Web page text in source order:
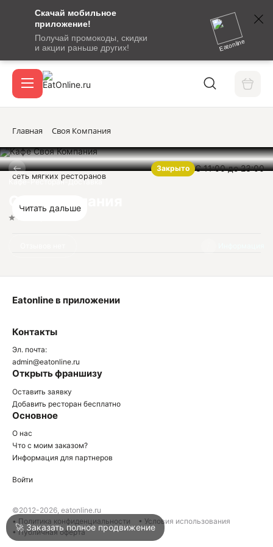
Скачай мобильное
приложение!
Получай промокоды, скидки
и акции раньше других!
Eatonline
сообщение
кодом
подтверждения
Вход / регистрация
Акции
Войти
Написать в техподдержку
Главная Своя Компания
Закрыто С 11:00 до 23:00
Кафе-Ресторан-Доставка
Своя Компания
сеть мягких ресторанов
Читать дальше
Контакты
Эл. почта:
admin@eatonline.ru
Открыть франшизу
Оставить заявку
Добавить ресторан бесплатно
Основное
О нас
Что с моим заказом?
Информация для партнеров
Eatonline в приложении
Войти
©2012-2026, eatonline.ru
• Политика конфиденциальности
• Условия использования
• Публичная оферта
🚀 Заказать полное продвижение